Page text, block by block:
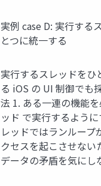
実例 case D: 実⾏する
とつに統⼀する
実⾏するスレッドをひ
る iOS の UI 制御でも
法 1. ある⼀連の機能
ッド で実⾏するよう
レッドではランループ
クセスを起こさせない
データの⽭盾を気にし